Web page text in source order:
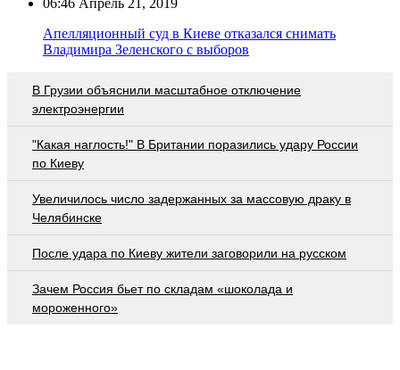
Апелляционный суд в Киеве отказался снимать
Владимира Зеленского с выборов
В Грузии объяснили масштабное отключение
электроэнергии
"Какая наглость!" В Британии поразились удару России
по Киеву
Увеличилось число задержанных за массовую драку в
Челябинске
После удара по Киеву жители заговорили на русском
Зачем Россия бьет по складам «шоколада и
мороженного»